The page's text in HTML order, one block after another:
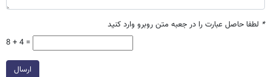
* لطفا حاصل عبارت را در جعبه متن روبرو وارد کنید
8 + 4 =
ارسال